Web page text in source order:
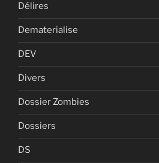
Délires
Dematerialise
DEV
Divers
Dossier Zombies
Dossiers
DS